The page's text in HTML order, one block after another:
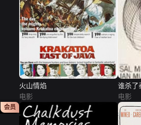
火山情焰
电影
谁杀了
电影
正片
会员